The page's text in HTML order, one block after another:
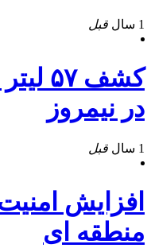
1 سال قبل
کشف
در نيمروز
1 سال قبل
افزایش
منطقه ای